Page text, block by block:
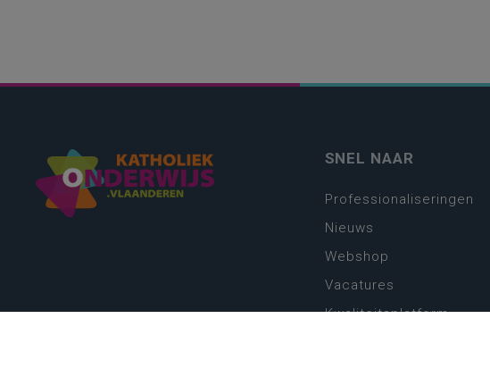
SNEL NAAR
Professionaliseringen
Nieuws
Webshop
Vacatures
Kwaliteitsplatform